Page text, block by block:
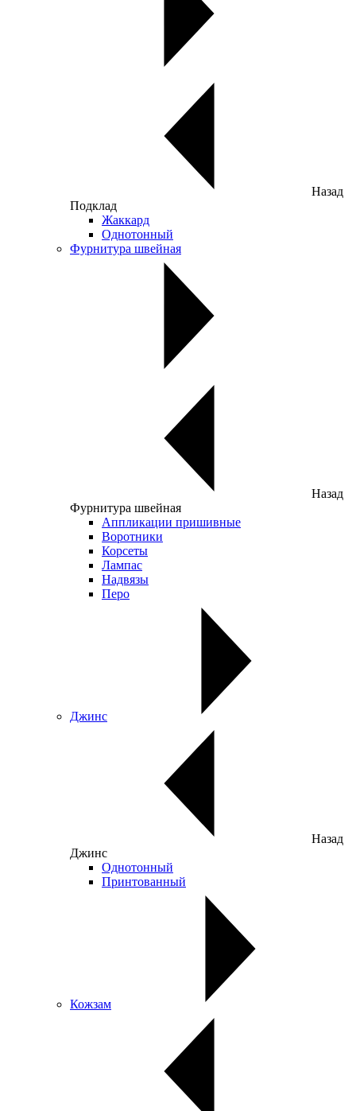
Назад
Подклад
Жаккард
Однотонный
Фурнитура швейная
Назад
Фурнитура швейная
Аппликации пришивные
Воротники
Корсеты
Лампас
Надвязы
Перо
Джинс
Назад
Джинс
Однотонный
Принтованный
Кожзам